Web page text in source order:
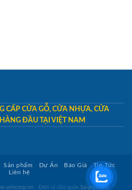
CẤP CỬA GỖ, CỬA NHỰA, CỬA
ĐẦU TẠI VIỆT NAM
Sản phẩm Dự Án Báo Giá
Tin Tức
Liên hệ
- Đơn vị chủ quản SaigonDoor